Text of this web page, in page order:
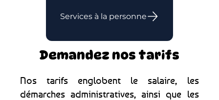
Services à la personne
Demandez nos tarifs
Nos tarifs englobent le salaire, les
démarches administratives, ainsi que les